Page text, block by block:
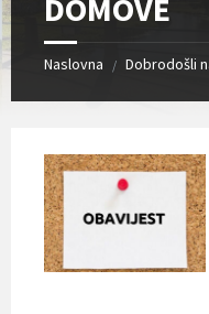
DOMOVE
Naslovna / Dobrodošli